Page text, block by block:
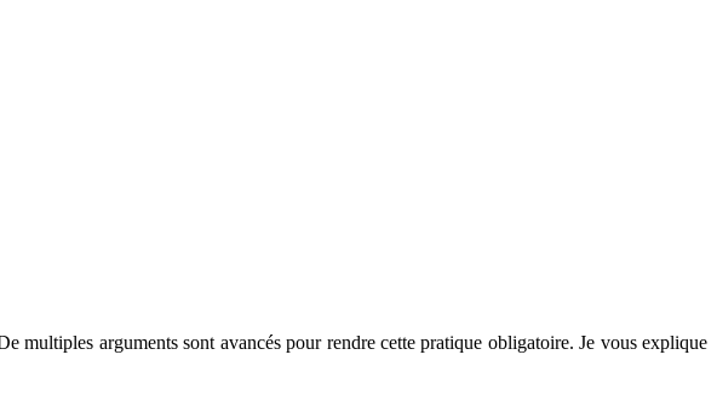
multiples arguments sont avancés pour rendre cette pratique obligatoire. Je vous explique